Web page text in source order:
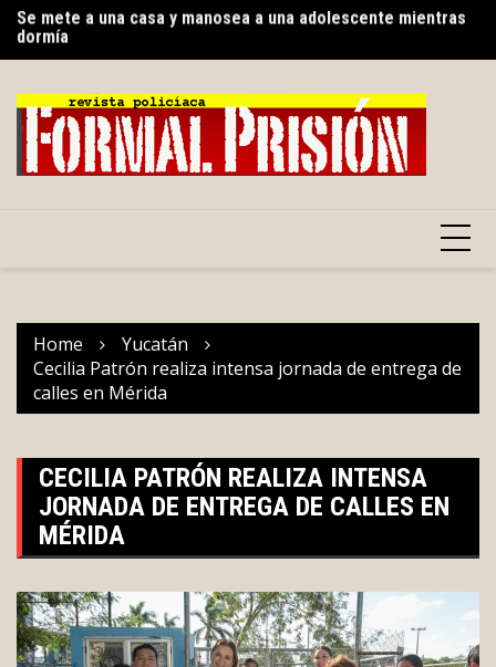
Skip
content
dormía
Con respaldo de la presidencia de la República,
Renacimiento Maya fortalece la salud en Yucatán
Home
Yucatán
Cecilia Patrón realiza intensa jornada de entrega de
calles en Mérida
CECILIA PATRÓN REALIZA INTENSA
JORNADA DE ENTREGA DE CALLES EN
MÉRIDA